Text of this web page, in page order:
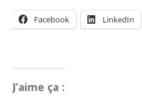
Facebook LinkedIn
J’aime ça :